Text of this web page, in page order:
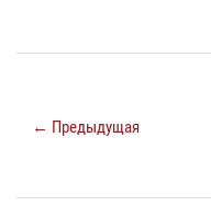
← Предыдущая